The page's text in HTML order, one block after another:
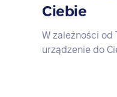
Ciebie
W zależności od
urządzenie do